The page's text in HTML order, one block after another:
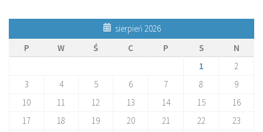
sierpień 2026
P
W Ś C P S
N
1
2
3
4 5 6 7 8
9
10
11 12 13 14 15
16
17
18 19 20 21 22
23